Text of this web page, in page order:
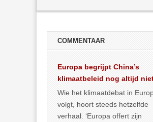
menu
COMMENTAAR
Europa begrijpt China’s
klimaatbeleid nog altijd
Wie het klimaatdebat in
volgt, hoort steeds hetzelfde
verhaal. ‘Europa offert zijn